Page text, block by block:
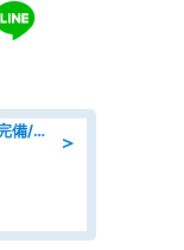
＞
組立・組付け/高収入/日払いOK/寮完備/交替制/20・30・40代活躍中